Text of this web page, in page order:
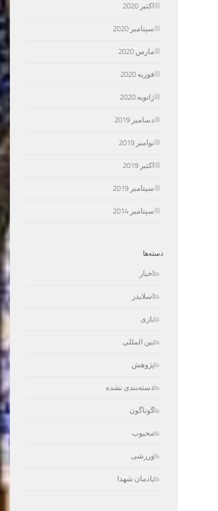
اکتبر 2020
سپتامبر 2020
مارس 2020
فوریه 2020
ژانویه 2020
دسامبر 2019
نوامبر 2019
اکتبر 2019
سپتامبر 2019
سپتامبر 2014
دسته‌ها
اخبار
اسلایدر
بازی
بین المللی
پژوهش
دسته‌بندی نشده
گوناگون
محبوب
ورزشی
یادمان شهدا